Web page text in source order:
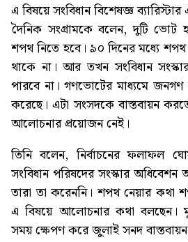
এ বিষয়ে সংবিধান বিশেষজ্ঞ
দৈনিক সংগ্রামকে বলেন, দুটি ভোট
শপথ নিতে হবে। ৯০ দিনের মধ্যে
থাকে না। আর তখন সংবিধান
পারবে না। গণভোটের মাধ্যমে জনগণ
করেছে। এটা সংসদকে বাস্তবায়ন
আলোচনার প্রয়োজন নেই।
তিনি বলেন, নির্বাচনের ফলাফল
সংবিধান পরিষদের সংস্কার
তারা তা করেননি। শপথ নেয়ার কথা
এ বিষয়ে আলোচনার কথা বলছেন।
সময় ক্ষেপণ করে জুলাই সনদ